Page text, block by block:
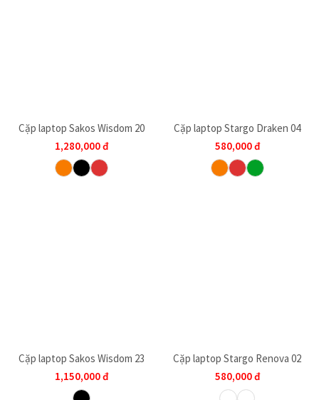
Cặp laptop Sakos Wisdom 20
1,280,000đ
Cặp laptop Stargo Draken 04
580,000đ
Cặp laptop Sakos Wisdom 23
1,150,000đ
Cặp laptop Stargo Renova 02
580,000đ